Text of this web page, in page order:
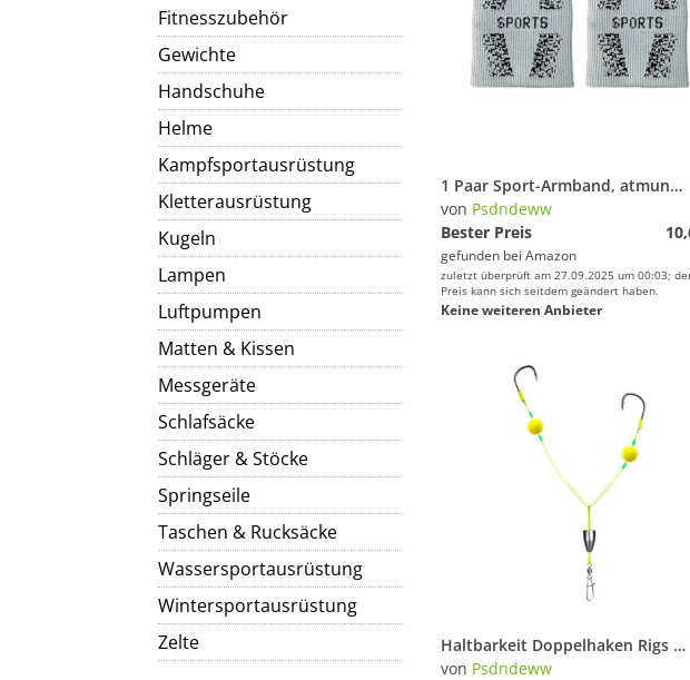
Fitnesszubehör
Gewichte
Handschuhe
Helme
Kampfsportausrüstung
Kletterausrüstung
Kugeln
Lampen
Luftpumpen
Matten & Kissen
Messgeräte
Schlafsäcke
Schläger & Stöcke
Springseile
Taschen & Rucksäcke
Wassersportausrüstung
Wintersportausrüstung
Zelte
Messgeräte von
Luftpumpen von
1 Paar Sport-Armband, atmungsaktiv, schweißabsorbierend, für Basketball, Fußball, Laufen
von Psdndeww
Bester Preis
gefunden bei Amazon
zuletzt überprüft am 27.09.2025 um 00:03;
Preis kann sich seitdem geändert haben.
Keine weiteren Anbieter
Haltbarkeit Doppelhaken Rigs Automatisches Flipping Anti Bottom Karpfen Fischfederung Für Die Dynamische Aufgabe des Bodens
von Psdndeww